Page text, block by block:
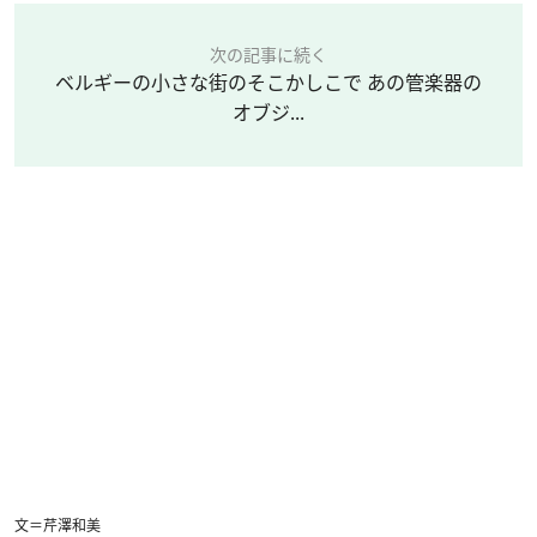
次の記事に続く
ベルギーの小さな街のそこかしこで あの管楽器の
オブジ...
文＝芹澤和美